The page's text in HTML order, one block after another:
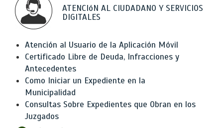
ATENCIóN AL CIUDADANO Y SERVICIOS
DIGITALES
Atención al Usuario de la Aplicación Móvil
Certificado Libre de Deuda, Infracciones y
Antecedentes
Como Iniciar un Expediente en la
Municipalidad
Consultas Sobre Expedientes que Obran en los
Juzgados